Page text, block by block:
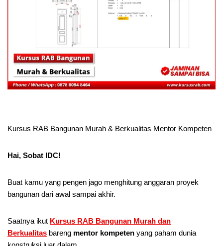
Kursus RAB Bangunan Murah & Berkualitas Mentor Kompeten
Hai, Sobat IDC!
Buat kamu yang pengen jago menghitung anggaran proyek
bangunan dari awal sampai akhir.
Saatnya ikut Kursus RAB Bangunan Murah dan
Berkualitas bareng mentor kompeten yang paham dunia